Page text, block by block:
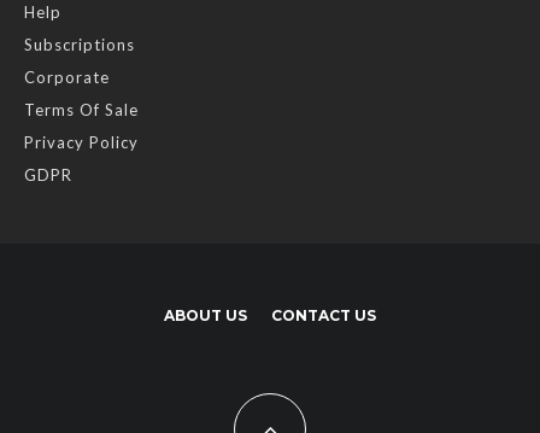
Help
Subscriptions
Corporate
Terms Of Sale
Privacy Policy
GDPR
ABOUT US CONTACT US